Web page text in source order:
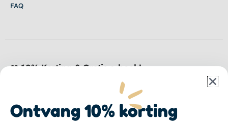
FAQ
❤️ 10% Korting & Gratis e-book!
Schrijf je in en ontvang korting, plus ons e-book:
10
Tips voor een complete hondenverzorging
helemaal
. Rechtstreeks in je inbox!
Ontvang 10% korting